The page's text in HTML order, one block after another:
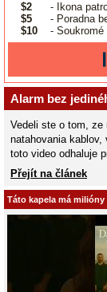
$2
- Ikona
$5
- Poradna
$10
-
Alarm bez
Vedeli ste o tom, ze
natahovania kablov,
toto video odhaluje
Přejít na článek
Táto kapela má